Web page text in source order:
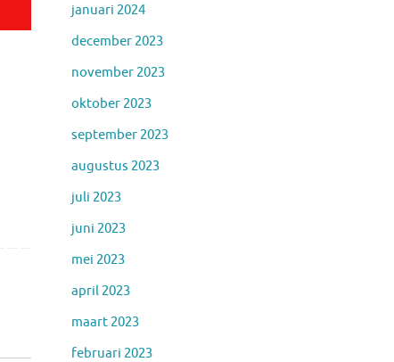
januari 2024
december 2023
november 2023
oktober 2023
september 2023
augustus 2023
juli 2023
juni 2023
mei 2023
april 2023
maart 2023
februari 2023